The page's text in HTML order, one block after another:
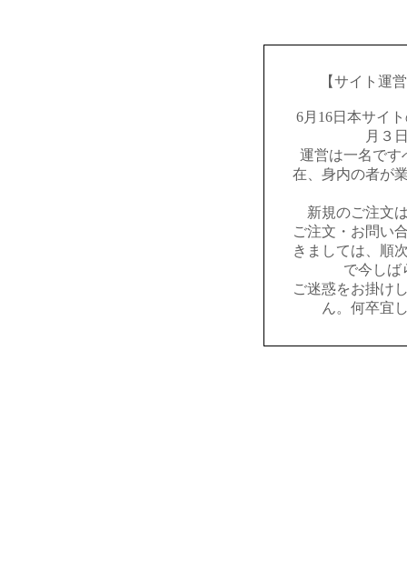
【サイト運
6月16日本サイ
月３
運営は一名です
在、身内の者が
新規のご注文
ご注文・お問い
きましては、順
で今しば
ご迷惑をお掛け
ん。何卒宜